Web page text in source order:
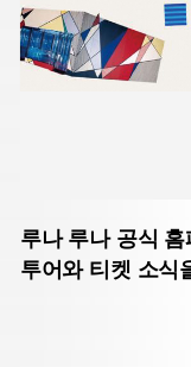
루나 루나 공식
투어와 티켓 소식